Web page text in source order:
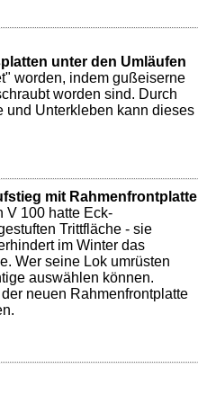
unter den Umläufen
worden, indem gußeiserne
worden sind. Durch
und Unterkleben kann dieses
mit Rahmenfrontplatte
V 100 hatte Eck-
Trittfläche - sie
im Winter das
Wer seine Lok umrüsten
auswählen können.
neuen Rahmenfrontplatte